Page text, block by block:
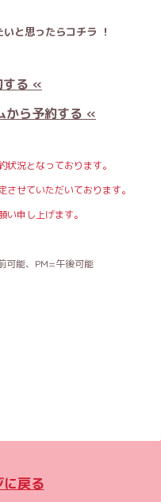
と思ったらコチラ ！
する «
から予約する «
状況となっております。
せていただいております。
い申し上げます。
可能、PM=午後可能
に戻る